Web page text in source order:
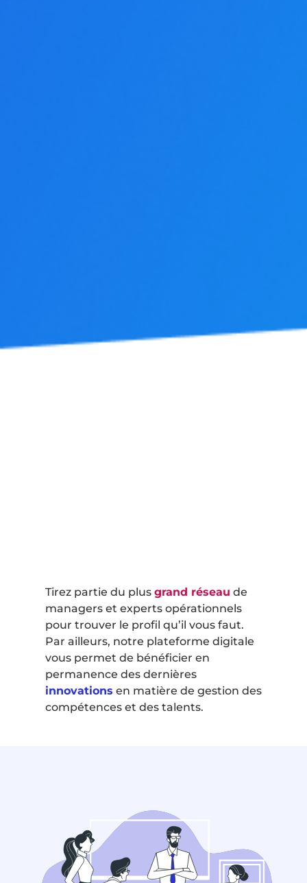
Tirez partie du plus grand réseau de
managers et experts opérationnels
pour trouver le profil qu’il vous faut.
Par ailleurs, notre plateforme digitale
vous permet de bénéficier en
permanence des dernières
innovations en matière de gestion des
compétences et des talents.